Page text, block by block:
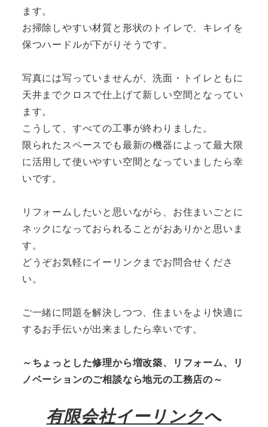
ます。
お掃除しやすい材質と形状のトイレで、キレイを
保つハードルが下がりそうです。
写真には写っていませんが、洗面・トイレともに
天井までクロスで仕上げて新しい空間となってい
ます。
こうして、すべての工事が終わりました。
限られたスペースでも最新の機器によって最大限
に活用して使いやすい空間となっていましたら幸
いです。
リフォームしたいと思いながら、お住まいごとに
ネックになっておられることがおありかと思いま
す。
どうぞお気軽にイーリンクまでお問合せくださ
い。
ご一緒に問題を解決しつつ、住まいをより快適に
するお手伝いが出来ましたら幸いです。
～ちょっとした修理から増改築、リフォーム、リ
ノベーションのご相談なら地元の工務店の～
有限会社イーリンクへ